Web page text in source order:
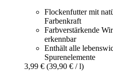
Flockenfutter mit
Farbenkraft
Farbverstärkende
erkennbar
Enthält alle
Spurenelemente
3,99 € (39,90 € / l)